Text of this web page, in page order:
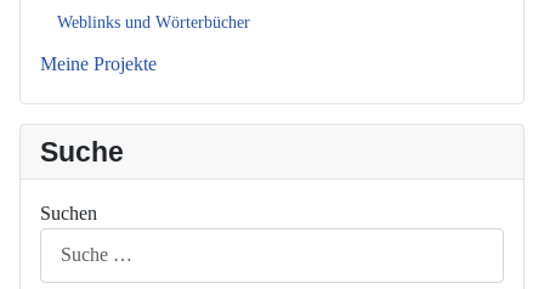
Weblinks und Wörterbücher
Meine Projekte
Suche
Suchen